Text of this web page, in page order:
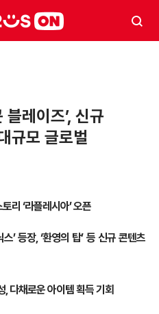
레이즈’, 신규
규모 글로벌
리 ‘라플레시아’ 오픈
’ 등장, ‘환영의 탑’ 등 신규 콘텐츠
다채로운 아이템 획득 기회